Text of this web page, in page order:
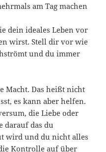
am Tag machen
dein ideales Leben vor
wirst. Stell dir vor wie
und du immer
Macht. Das heißt nicht
es kann aber helfen.
die Liebe oder
darauf das du
wird und du nicht alles
Kontrolle auf über